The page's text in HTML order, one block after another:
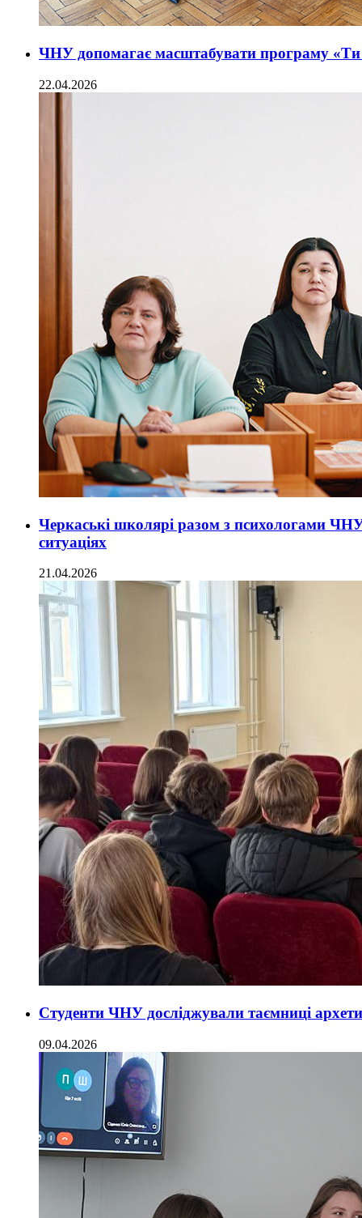
ЧНУ допомагає масштабувати програму «Ти
22.04.2026
Черкаські школярі разом з психологами
ситуаціях
21.04.2026
Студенти ЧНУ досліджували таємниці
09.04.2026